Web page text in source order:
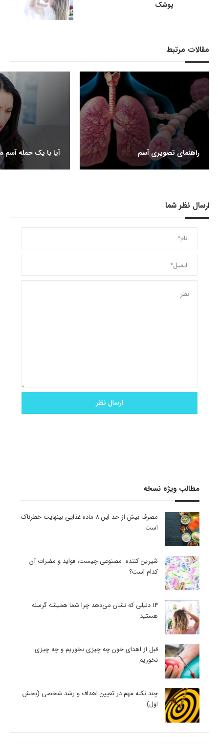
پوشک
مقالات مرتبط
راهنمای تصویری آسم آیا با یک حمله آسم
ارسال نظر شما
مطالب ویژه نسخه
مصرف بیش از حد این 8 ماده غذایی بینهایت خطرناک
است
شیرین کننده مصنوعی چیست، فواید و مضرات آن
کدام است؟
14 دلیلی که نشان می‌دهد چرا شما همیشه گرسنه
هستید
قبل از اهدای خون چه چیزی بخوریم و چه چیزی
نخوریم
چند نکته مهم در تعیین اهداف و رشد شخصی (بخش
اول)